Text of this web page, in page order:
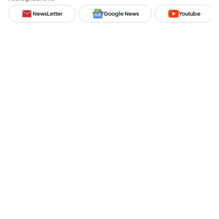
NewsLetter Google News Youtube